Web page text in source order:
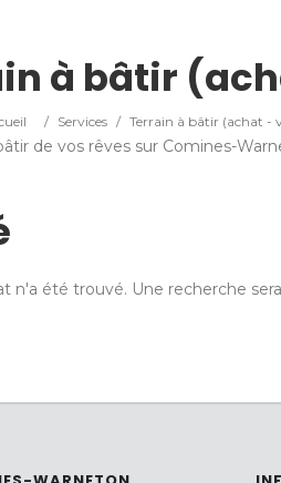
à bâtir
/ Services / Terrain à bâtir (achat -
de vos rêves sur Comines-
n'a été trouvé. Une recherche